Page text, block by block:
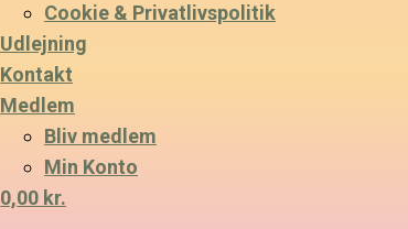
Cookie & Privatlivspolitik
Udlejning
Kontakt
Medlem
Bliv medlem
Min Konto
0,00 kr.